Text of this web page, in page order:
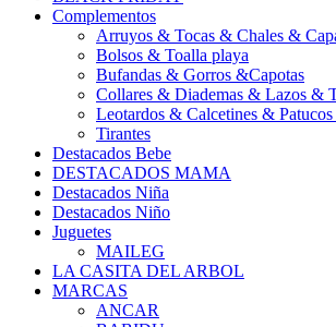
Complementos
Arruyos & Tocas & Chales &
Bolsos & Toalla playa
Bufandas & Gorros &Capotas
Collares & Diademas & Lazos &
Leotardos & Calcetines &
Tirantes
Destacados Bebe
DESTACADOS MAMA
Destacados Niña
Destacados Niño
Juguetes
MAILEG
LA CASITA DEL ARBOL
MARCAS
ANCAR